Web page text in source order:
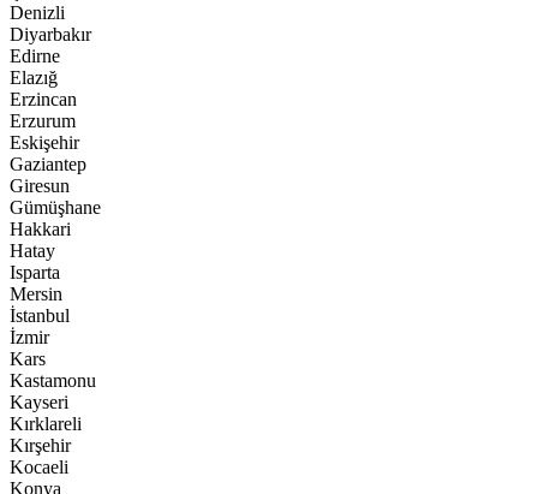
Denizli
Diyarbakır
Edirne
Elazığ
Erzincan
Erzurum
Eskişehir
Gaziantep
Giresun
Gümüşhane
Hakkari
Hatay
Isparta
Mersin
İstanbul
İzmir
Kars
Kastamonu
Kayseri
Kırklareli
Kırşehir
Kocaeli
Konya